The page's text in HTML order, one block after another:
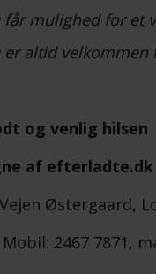
får mulighed for et
er altid velkommen
og venlig hilsen
af efterladte.dk
Østergaard,
2467 7871,